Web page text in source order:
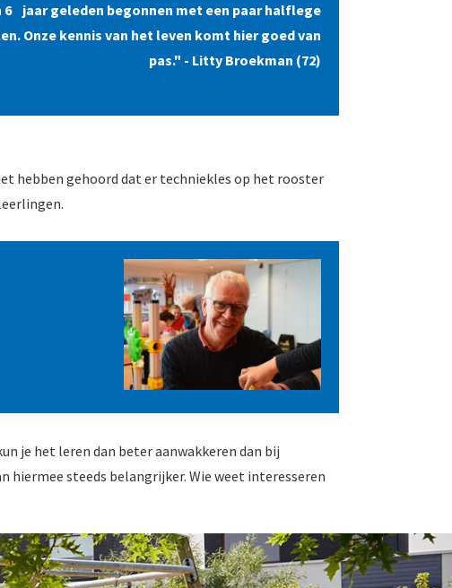
6 jaar geleden begonnen met een paar halflege
Onze kennis van het leven komt hier goed van
pas." - Litty Broekman (72)
hebben gehoord dat er techniekles op het rooster
je het leren dan beter aanwakkeren dan bij
hiermee steeds belangrijker. Wie weet interesseren